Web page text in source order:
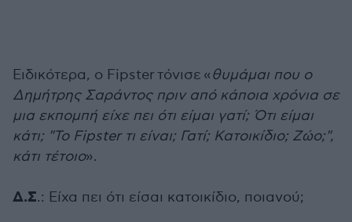
Ειδικότερα, ο Fipsterτόνισε «θυμάμαι που ο
Δημήτρης Σαράντος πριν από κάποια χρόνια σε
μια εκπομπή είχε πει ότι είμαι γατί; Ότι είμαι
κάτι; "Το Fipster τι είναι; Γατί; Κατοικίδιο; Ζώο;",
κάτι τέτοιο».
Δ.Σ.: Είχα πει ότι είσαι κατοικίδιο, ποιανού;